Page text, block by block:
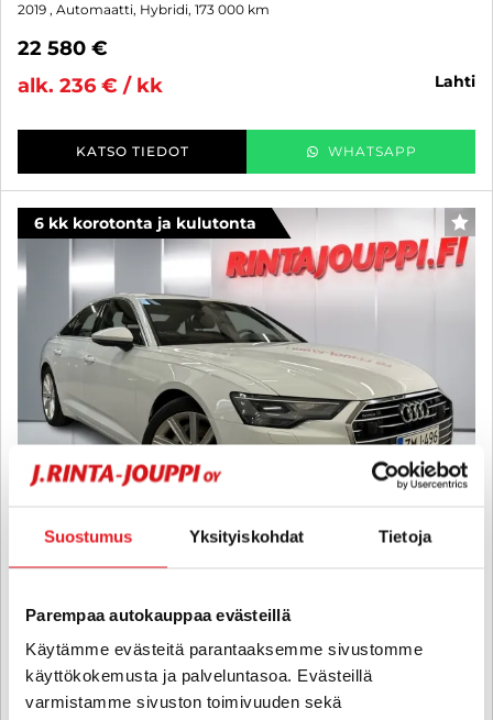
Suostumus Yksityiskohdat Tietoja
Parempaa autokauppaa evästeillä
Käytämme evästeitä parantaaksemme sivustomme
käyttökokemusta ja palveluntasoa. Evästeillä
varmistamme sivuston toimivuuden sekä
2019 , Automaatti, Hybridi, 173 000 km
22 580 €
alk. 236 € / kk
lahti
KATSO TIEDOT WHATSAPP
6 kk korotonta ja kulutonta
Sedan Business Sport 50 TDI quattro tiptronic-autom. - 6 kk
Webasto / ACC / Neliveto - J. autoturva
2018
, Automaatti, Hybridi, 104 300 km